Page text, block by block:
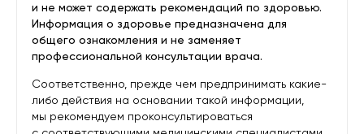
и не может содержать рекомендаций по здоровью.
Информация о здоровье предназначена для
общего ознакомления и не заменяет
профессиональной консультации врача.
Соответственно, прежде чем предпринимать какие-
либо действия на основании такой информации,
мы рекомендуем проконсультироваться